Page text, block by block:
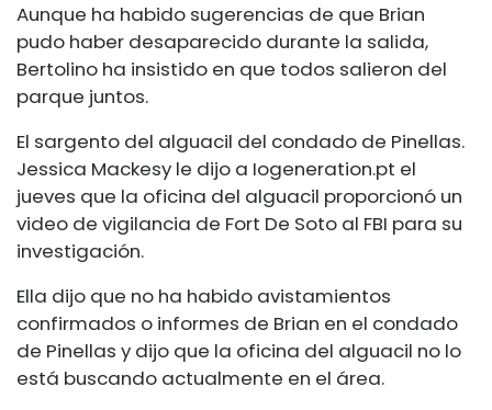
Aunque ha habido sugerencias de que Brian
pudo haber desaparecido durante la salida,
Bertolino ha insistido en que todos salieron del
parque juntos.
El sargento del alguacil del condado de Pinellas.
Jessica Mackesy le dijo a Iogeneration.pt el
jueves que la oficina del alguacil proporcionó un
video de vigilancia de Fort De Soto al FBI para su
investigación.
Ella dijo que no ha habido avistamientos
confirmados o informes de Brian en el condado
de Pinellas y dijo que la oficina del alguacil no lo
está buscando actualmente en el área.